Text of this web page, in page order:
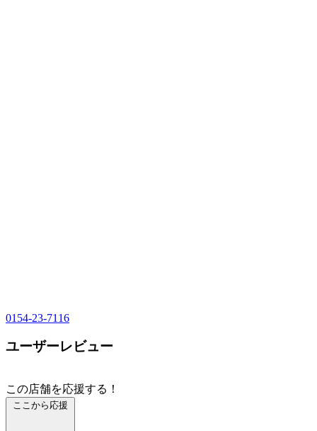
0154-23-7116
ユーザーレビュー
この店舗を応援する！
ここから応援